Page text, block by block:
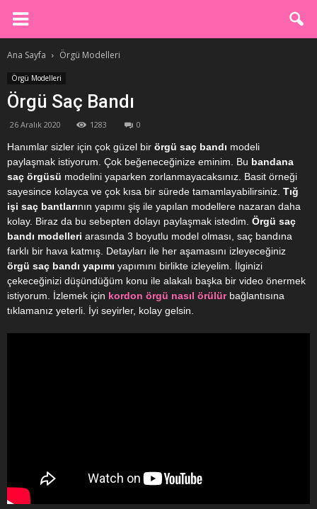
Ana Sayfa Örgü Modelleri
Örgü Modelleri
Örgü Saç Bandı
26 Aralık 2020 1283 0
Hanımlar sizler için çok güzel bir örgü saç bandı modeli
paylaşmak istiyorum. Çok beğeneceğinize eminim. Bu bandana
saç örgüsü modelini yaparken zorlanmayacaksınız. Basit örneği
sayesince kolayca ve çok kısa bir sürede tamamlayabilirsiniz. Tığ
işi saç bantlarının yapımı şiş ile yapılan modellere nazaran daha
kolay. Biraz da bu sebepten dolayı paylaşmak istedim. Örgü saç
bandı modelleri arasında 3 boyutlu model olması, saç bandına
farklı bir hava katmış. Detayları ile her aşamasını izleyeceğiniz
örgü saç bandı yapımı yapımını birlikte izleyelim. İlginizi
çekeceğinizi düşündüğüm konu ile alakalı başka bir video önermek
istiyorum. İzlemek için kordon örgü nasıl örülür bağlantısına
tıklamanız yeterli. İyi seyirler, kolay gelsin.